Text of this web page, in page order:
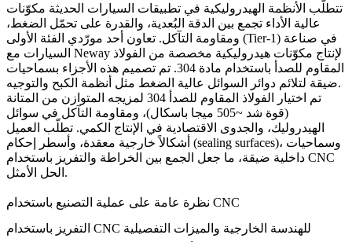
تتطلّب الأنظمة الهيدروليكية في تطبيقات السيارات الحديثة مكوّنات
عالية الأداء تجمع بين الدقة البُعدية، والقدرة على تحمّل الضغط،
ومقاومة التآكل. تعاون أحد مورّدي الفئة الأولى (Tier-1) في صناعة
السيارات مع Neway لإنتاج مكوّنات هيدروليكية مخصصة من الفولاذ
المقاوم للصدأ باستخدام مادة 304. تم تصميم هذه الأجزاء بسماحيات
ضيقة لتلائم دوائر السوائل عالية الضغط مثل أنظمة الكبح والتوجيه.
تم اختيار الفولاذ المقاوم للصدأ 304 لمزيجه المتوازن من المتانة
(قوة شد ~505 ميجا باسكال)، ومقاومة التآكل في سوائل
الهيدروليك، والجدوى الاقتصادية في الإنتاج الكمي. تطلّب العميل
أشكالاً خارجية معقدة، وأسطر إحكام (sealing surfaces)، وسماحيات
داخلية ضيقة، ما جعل الجمع بين الخراطة والتفريز باستخدام CNC
الحل الأمثل.
نظرة عامة على عملية التصنيع باستخدام CNC
التفريز باستخدام CNC للهندسة الخارجية والميزات التفصيلية